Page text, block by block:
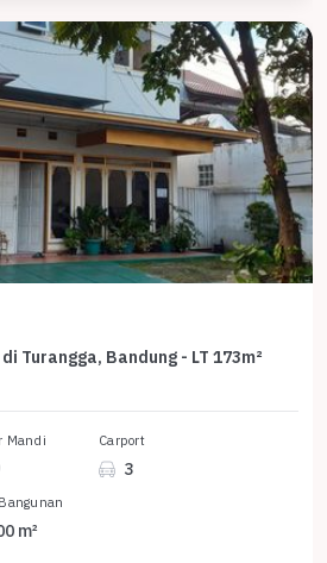
Turangga, Bandung - LT 173m²
Mandi Carport
3
m²